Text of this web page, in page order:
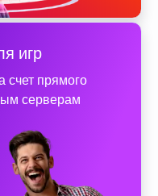
игр
счет прямого
серверам